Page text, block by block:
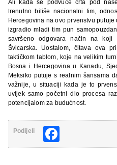
Ali kada se podvuče crta pod
trenutno bitiše nacionalni tim,
Hercegovina na ovo prvenstvu
izgradio mladi tim pun
savršeno odgovara način na
Švicarska. Uostalom, čitava ova
taktičkom tablom, koje na velikim
Bosna i Hercegovina u Kanadu,
Meksiko putuje s realnim šansama
važnije, u situaciji kada je to
uvijek samo početni dio procesa
potencijalom za budućnost.
Podijeli